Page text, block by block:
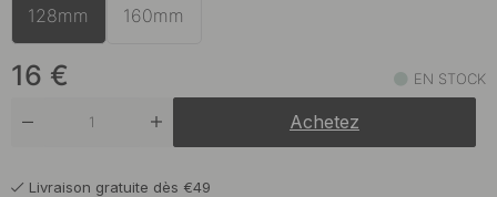
Laiton mat
128mm 160mm
16 € EN STOCK
Achetez
Livraison gratuite dès €49